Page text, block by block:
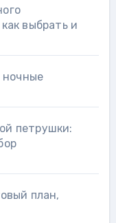
выбрать и
ночные
петрушки:
план,